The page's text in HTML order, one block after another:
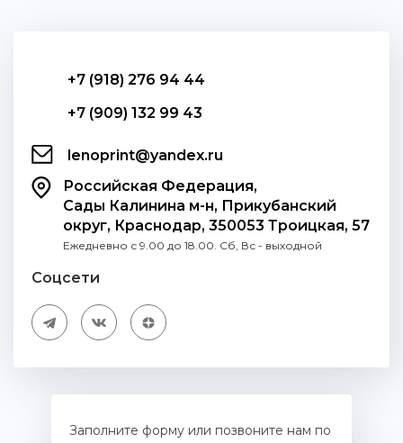
+7 (918) 276 94 44
+7 (909) 132 99 43
lenoprint@yandex.ru
Российская Федерация,
Сады Калинина м-н, Прикубанский
округ, Краснодар, 350053 Троицкая, 57
Ежедневно с 9.00 до 18.00. Сб, Вс - выходной
Соцсети
Заполните форму или позвоните нам по